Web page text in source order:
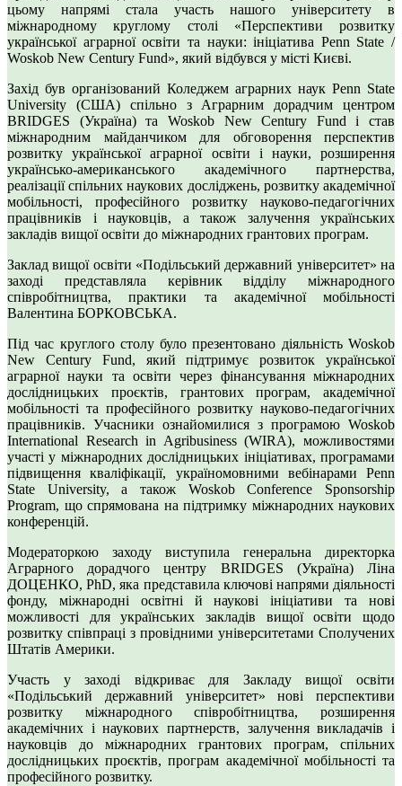
цьому напрямі стала участь нашого університету в
міжнародному круглому столі «Перспективи розвитку
української аграрної освіти та науки: ініціатива Penn State /
Woskob New Century Fund», який відбувся у місті Києві.
Захід був організований Коледжем аграрних наук Penn State
University (США) спільно з Аграрним дорадчим центром
BRIDGES (Україна) та Woskob New Century Fund і став
міжнародним майданчиком для обговорення перспектив
розвитку української аграрної освіти і науки, розширення
українсько-американського академічного партнерства,
реалізації спільних наукових досліджень, розвитку академічної
мобільності, професійного розвитку науково-педагогічних
працівників і науковців, а також залучення українських
закладів вищої освіти до міжнародних грантових програм.
Заклад вищої освіти «Подільський державний університет» на
заході представляла керівник відділу міжнародного
співробітництва, практики та академічної мобільності
Валентина БОРКОВСЬКА.
Під час круглого столу було презентовано діяльність Woskob
New Century Fund, який підтримує розвиток української
аграрної науки та освіти через фінансування міжнародних
дослідницьких проєктів, грантових програм, академічної
мобільності та професійного розвитку науково-педагогічних
працівників. Учасники ознайомилися з програмою Woskob
International Research in Agribusiness (WIRA), можливостями
участі у міжнародних дослідницьких ініціативах, програмами
підвищення кваліфікації, україномовними вебінарами Penn
State University, а також Woskob Conference Sponsorship
Program, що спрямована на підтримку міжнародних наукових
конференцій.
Модераторкою заходу виступила генеральна директорка
Аграрного дорадчого центру BRIDGES (Україна) Ліна
ДОЦЕНКО, PhD, яка представила ключові напрями діяльності
фонду, міжнародні освітні й наукові ініціативи та нові
можливості для українських закладів вищої освіти щодо
розвитку співпраці з провідними університетами Сполучених
Штатів Америки.
Участь у заході відкриває для Закладу вищої освіти
«Подільський державний університет» нові перспективи
розвитку міжнародного співробітництва, розширення
академічних і наукових партнерств, залучення викладачів і
науковців до міжнародних грантових програм, спільних
дослідницьких проєктів, програм академічної мобільності та
професійного розвитку.